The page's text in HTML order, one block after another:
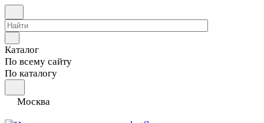
Каталог
По всему сайту
По каталогу
Москва